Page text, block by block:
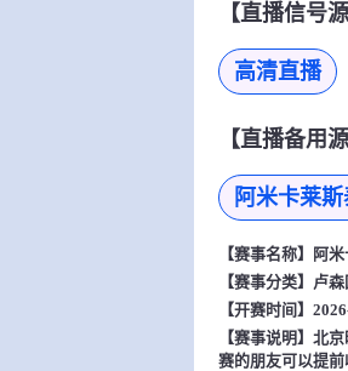
【直播信号源
高清直播
【直播备用源
阿米卡莱
【赛事名称】
阿
【赛事分类】 卢
【开赛时间】
【赛事说明】北
赛的朋友可以提前